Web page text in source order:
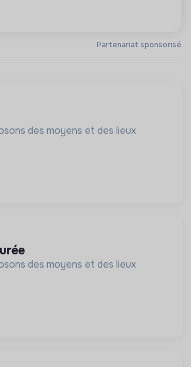
Partenariat sponsorisé
des moyens et des lieux
des moyens et des lieux